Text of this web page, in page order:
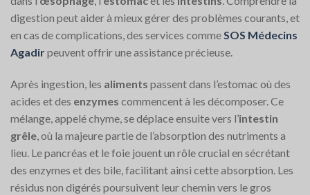
digestion peut aider à mieux gérer des problèmes courants, et
en cas de complications, des services commeSOS Médecins
Agadirpeuvent offrir une assistance précieuse.
Après ingestion, les aliments passent dans l’estomac où des
acides et des enzymes commencent à les décomposer. Ce
mélange, appelé chyme, se déplace ensuite vers l’intestin
grêle, où la majeure partie de l’absorption des nutriments a
lieu. Le pancréas et le foie jouent un rôle crucial en sécrétant
des enzymes et des bile, facilitant ainsi cette absorption. Les
résidus non digérés poursuivent leur chemin vers le gros